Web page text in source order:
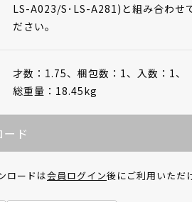
LS-A023/S･LS-A281)と組み合わせ
ださい。
才数：1.75、 梱包数：1、 入数：1、
総重量：18.45kg
ド
ロードは会員ログイン後にご利用いただ